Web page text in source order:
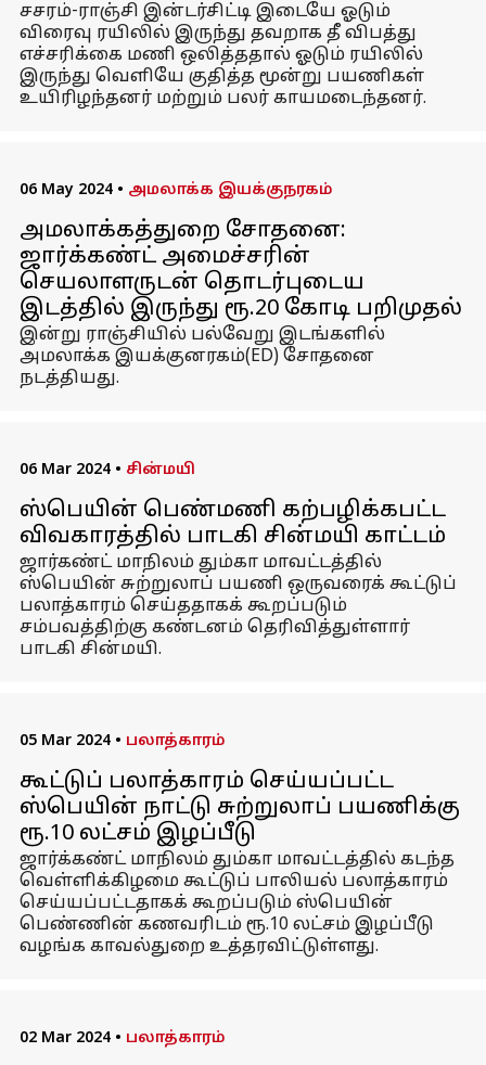
சசரம்-ராஞ்சி இன்டர்சிட்டி இடையே ஓடும்
விரைவு ரயிலில் இருந்து தவறாக தீ விபத்து
எச்சரிக்கை மணி ஒலித்ததால் ஓடும் ரயிலில்
இருந்து வெளியே குதித்த மூன்று பயணிகள்
உயிரிழந்தனர் மற்றும் பலர் காயமடைந்தனர்.
06 May 2024 • அமலாக்க இயக்குநரகம்
அமலாக்கத்துறை சோதனை:
ஜார்க்கண்ட் அமைச்சரின்
செயலாளருடன் தொடர்புடைய
இடத்தில் இருந்து ரூ.20 கோடி பறிமுதல்
இன்று ராஞ்சியில் பல்வேறு இடங்களில்
அமலாக்க இயக்குனரகம்(ED) சோதனை
நடத்தியது.
06 Mar 2024 • சின்மயி
ஸ்பெயின் பெண்மணி கற்பழிக்கபட்ட
விவகாரத்தில் பாடகி சின்மயி காட்டம்
ஜார்கண்ட் மாநிலம் தும்கா மாவட்டத்தில்
ஸ்பெயின் சுற்றுலாப் பயணி ஒருவரைக் கூட்டுப்
பலாத்காரம் செய்ததாகக் கூறப்படும்
சம்பவத்திற்கு கண்டனம் தெரிவித்துள்ளார்
பாடகி சின்மயி.
05 Mar 2024 • பலாத்காரம்
கூட்டுப் பலாத்காரம் செய்யப்பட்ட
ஸ்பெயின் நாட்டு சுற்றுலாப் பயணிக்கு
ரூ.10 லட்சம் இழப்பீடு
ஜார்க்கண்ட் மாநிலம் தும்கா மாவட்டத்தில் கடந்த
வெள்ளிக்கிழமை கூட்டுப் பாலியல் பலாத்காரம்
செய்யப்பட்டதாகக் கூறப்படும் ஸ்பெயின்
பெண்ணின் கணவரிடம் ரூ.10 லட்சம் இழப்பீடு
வழங்க காவல்துறை உத்தரவிட்டுள்ளது.
02 Mar 2024 • பலாத்காரம்